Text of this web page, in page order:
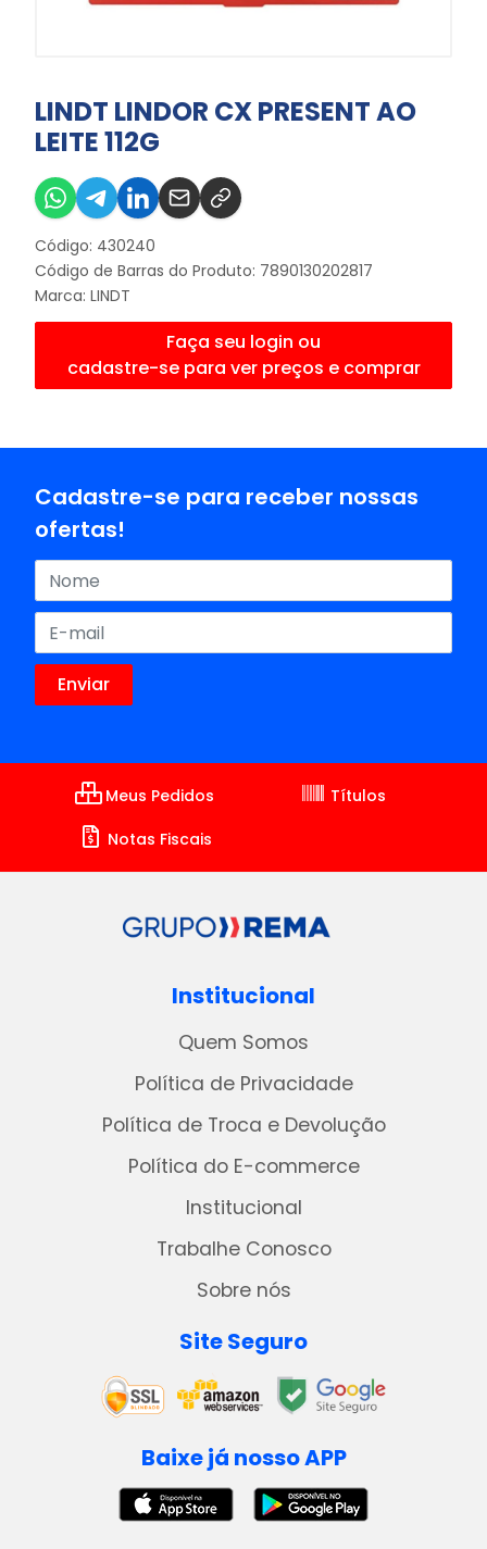
LINDT LINDOR CX PRESENT AO
LEITE 112G
Código: 430240
Código de Barras do Produto: 7890130202817
Marca: LINDT
Faça seu login ou
cadastre-se para ver preços e comprar
Cadastre-se para receber nossas
ofertas!
Meus Pedidos
Títulos
Notas Fiscais
Institucional
Quem Somos
Política de Privacidade
Política de Troca e Devolução
Política do E-commerce
Institucional
Trabalhe Conosco
Sobre nós
Site Seguro
Baixe já nosso APP